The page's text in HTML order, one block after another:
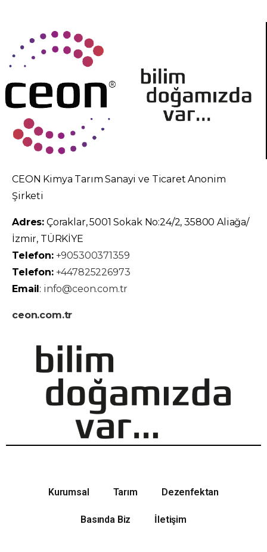
CEON Kimya Tarım Sanayi ve Ticaret Anonim
Şirketi
Adres: Çoraklar, 5001 Sokak No:24/2, 35800 Aliağa/
İzmir, TÜRKİYE
Telefon: +905300371359
Telefon: +447825226973
Email: info@ceon.com.tr
ceon.com.tr
Kurumsal Tarım Dezenfektan
Basında Biz İletişim